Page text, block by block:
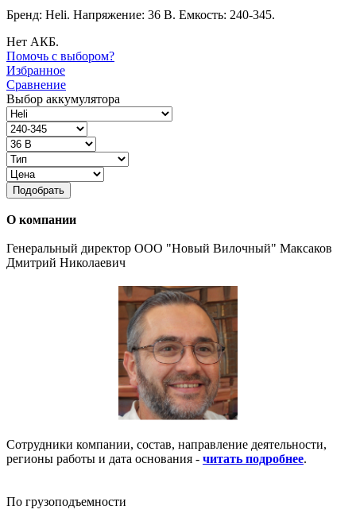
Бренд: Heli. Напряжение: 36 В. Емкость: 240-345.
Нет АКБ.
Помочь с выбором?
Избранное
Сравнение
Выбор аккумулятора
Подобрать
О компании
Генеральный директор ООО "Новый Вилочный" Максаков
Дмитрий Николаевич
Сотрудники компании, состав, направление деятельности,
регионы работы и дата основания - читать подробнее.
По грузоподъемности